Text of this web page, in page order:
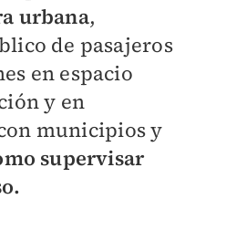
urbana,
de pasajeros
en espacio
y en
municipios y
supervisar